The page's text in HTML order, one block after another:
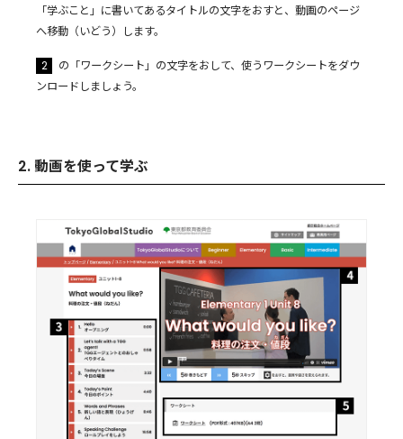
「学ぶこと」に書いてあるタイトルの文字をおすと、動画のページ
へ移動（いどう）します。
2
の「ワークシート」の文字をおして、使うワークシートをダウ
ンロードしましょう。
2. 動画を使って学ぶ